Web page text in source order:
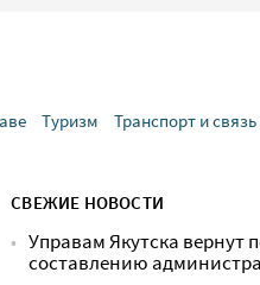
Туризм Транспорт и связь
СВЕЖИЕ НОВОСТИ
Управам Якутска вернут
составлению